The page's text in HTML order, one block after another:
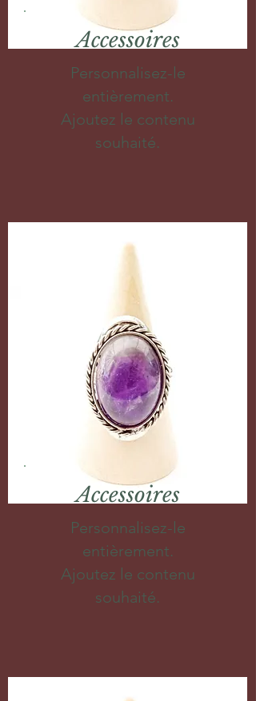
Accessoires
Personnalisez-le
entièrement.
Ajoutez le contenu
souhaité.
Accessoires
Personnalisez-le
entièrement.
Ajoutez le contenu
souhaité.